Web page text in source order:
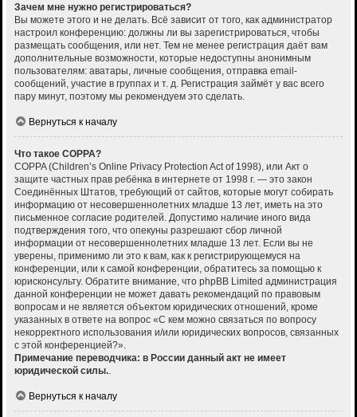
Зачем мне нужно регистрироваться?
Вы можете этого и не делать. Всё зависит от того, как администратор
настроил конференцию: должны ли вы зарегистрироваться, чтобы
размещать сообщения, или нет. Тем не менее регистрация даёт вам
дополнительные возможности, которые недоступны анонимным
пользователям: аватары, личные сообщения, отправка email-
сообщений, участие в группах и т. д. Регистрация займёт у вас всего
пару минут, поэтому мы рекомендуем это сделать.
Вернуться к началу
Что такое COPPA?
COPPA (Children’s Online Privacy Protection Act of 1998), или Акт о
защите частных прав ребёнка в интернете от 1998 г. — это закон
Соединённых Штатов, требующий от сайтов, которые могут собирать
информацию от несовершеннолетних младше 13 лет, иметь на это
письменное согласие родителей. Допустимо наличие иного вида
подтверждения того, что опекуны разрешают сбор личной
информации от несовершеннолетних младше 13 лет. Если вы не
уверены, применимо ли это к вам, как к регистрирующемуся на
конференции, или к самой конференции, обратитесь за помощью к
юрисконсульту. Обратите внимание, что phpBB Limited администрация
данной конференции не может давать рекомендаций по правовым
вопросам и не является объектом юридических отношений, кроме
указанных в ответе на вопрос «С кем можно связаться по вопросу
некорректного использования и/или юридических вопросов, связанных
с этой конференцией?».
Примечание переводчика: в России данный акт не имеет
юридической силы..
Вернуться к началу